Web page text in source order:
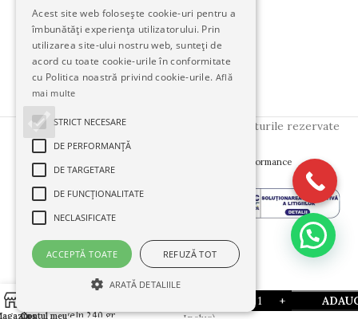
Urmăriți-ne pe:
Copyright © 2025FloralStudio . Toate drepturile rezervate
- Innovation Performance
Praline vegane dark
Kugeln 240 gr.
90.00
Coș
Contul meu
Acest site web folosește cookie-uri pentru a
îmbunătăți experiența utilizatorului. Prin
utilizarea site-ului nostru web, sunteți de
acord cu toate cookie-urile în conformitate
cu Politica noastră privind cookie-urile. Află
mai multe
STRICT NECESARE
DE PERFORMANȚĂ
DE TARGETARE
DE FUNCŢIONALITATE
NECLASIFICATE
ACCEPTĂ TOATE REFUZĂ TOT
ARATĂ DETALIILE